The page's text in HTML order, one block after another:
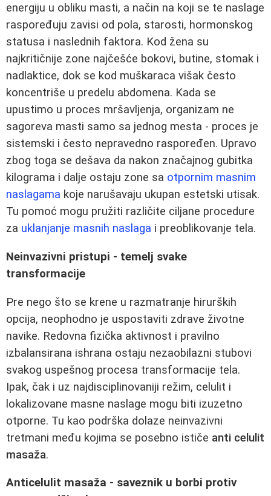
energiju u obliku masti, a način na koji se te naslage
raspoređuju zavisi od pola, starosti, hormonskog
statusa i naslednih faktora. Kod žena su
najkritičnije zone najčešće bokovi, butine, stomak i
nadlaktice, dok se kod muškaraca višak često
koncentriše u predelu abdomena. Kada se
upustimo u proces mršavljenja, organizam ne
sagoreva masti samo sa jednog mesta - proces je
sistemski i često nepravedno raspoređen. Upravo
zbog toga se dešava da nakon značajnog gubitka
kilograma i dalje ostaju zone sa otpornim masnim
naslagama koje narušavaju ukupan estetski utisak.
Tu pomoć mogu pružiti različite ciljane procedure
za uklanjanje masnih naslaga i preoblikovanje tela.
Neinvazivni pristupi - temelj svake
transformacije
Pre nego što se krene u razmatranje hirurških
opcija, neophodno je uspostaviti zdrave životne
navike. Redovna fizička aktivnost i pravilno
izbalansirana ishrana ostaju nezaobilazni stubovi
svakog uspešnog procesa transformacije tela.
Ipak, čak i uz najdisciplinovaniji režim, celulit i
lokalizovane masne naslage mogu biti izuzetno
otporne. Tu kao podrška dolaze neinvazivni
tretmani među kojima se posebno ističe anti celulit
masaža.
Anticelulit masaža - saveznik u borbi protiv